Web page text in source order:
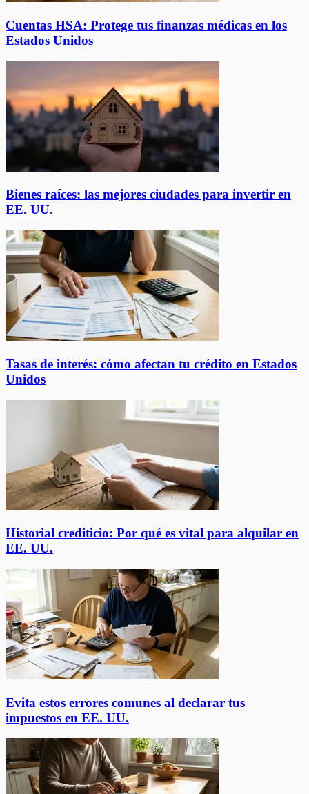
Cuentas HSA: Protege tus finanzas médicas en los
Estados Unidos
Bienes raíces: las mejores ciudades para invertir en
EE. UU.
Tasas de interés: cómo afectan tu crédito en Estados
Unidos
Historial crediticio: Por qué es vital para alquilar en
EE. UU.
Evita estos errores comunes al declarar tus
impuestos en EE. UU.